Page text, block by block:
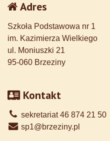
Adres
Szkoła Podstawowa nr 1
im. Kazimierza Wielkiego
ul. Moniuszki 21
95-060 Brzeziny
Kontakt
sekretariat 46 874 21 50
sp1@brzeziny.pl